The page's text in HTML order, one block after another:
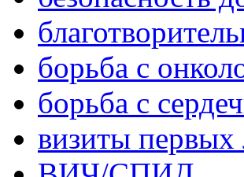
борьба с
борьба с
визиты первых